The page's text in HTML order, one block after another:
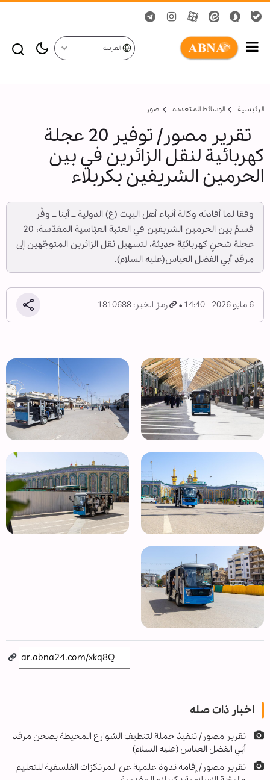
العربية
الرئيسية الوسائط المتعدده صور
تقرير مصور/ توفير 20 عجلة
كهربائية لنقل الزائرين في بين
الحرمين الشريفين بكربلاء
وفقا لما أفادته وكالة أنباء أهل البيت (ع) الدولية ــ أبنا ــ وفّر
قسمُ بين الحرمين الشريفين في العتبة العبّاسية المقدّسة، 20
عجلة شحنٍ كهربائيّة حديثة، لتسهيل نقل الزائرين المتوجّهين إلى
مرقد أبي الفضل العباس(عليه السلام).
6 مايو 2026 - 14:40 رمز الخبر: 1810688
اخبار ذات صله
تقرير مصور/ تنفيذ حملة لتنظيف الشوارع المحيطة بصحن مرقد
أبي الفضل العباس (عليه السلام)
تقرير مصور/ إقامة ندوة علمية عن المرتكزات الفلسفية للتعليم